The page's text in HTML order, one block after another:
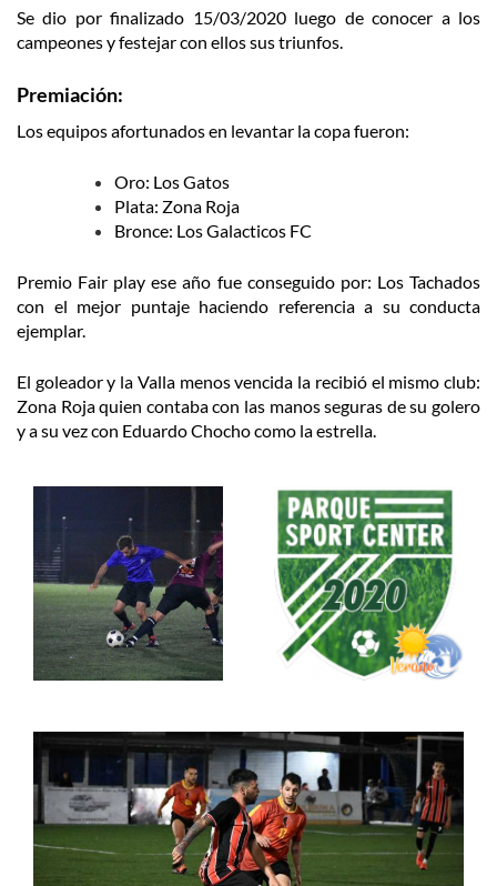
Se dio por finalizado 15/03/2020 luego de conocer a los
campeones y festejar con ellos sus triunfos.
Premiación:
Los equipos afortunados en levantar la copa fueron:
Oro: Los Gatos
Plata: Zona Roja
Bronce: Los Galacticos FC
Premio Fair play ese año fue conseguido por: Los Tachados
con el mejor puntaje haciendo referencia a su conducta
ejemplar.
El goleador y la Valla menos vencida la recibió el mismo club:
Zona Roja quien contaba con las manos seguras de su golero
y a su vez con Eduardo Chocho como la estrella.